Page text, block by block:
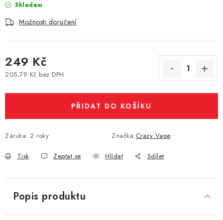
ZNAČKY
Vše o nákupu Jak reklamovat či vrátit zboží
Recenze
Skladem
Možnosti doručení
249 Kč
205,79 Kč bez DPH
PŘIDAT DO KOŠÍKU
Záruka: 2 roky Značka:Crazy Vape
Tisk Zeptat se Hlídat Sdílet
Popis produktu